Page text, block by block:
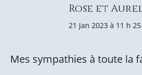
Rose et
21 Jan 2023 à 11 h
Mes sympathies à toute la